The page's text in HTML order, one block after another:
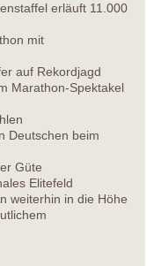
erläuft 11.000
mit
auf Rekordjagd
Marathon-Spektakel
Deutschen beim
Güte
Elitefeld
weiterhin in die Höhe